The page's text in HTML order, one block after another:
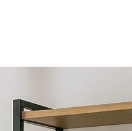
0000